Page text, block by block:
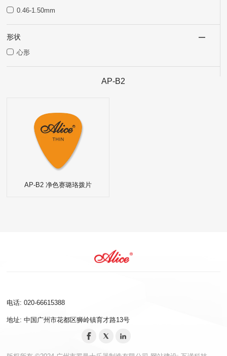
0.46-1.50mm
形状
心形
AP-B2
AP-B2 净色赛璐珞拨片
电话: 020-66615388
地址: 中国广州市花都区狮岭镇育才路13号